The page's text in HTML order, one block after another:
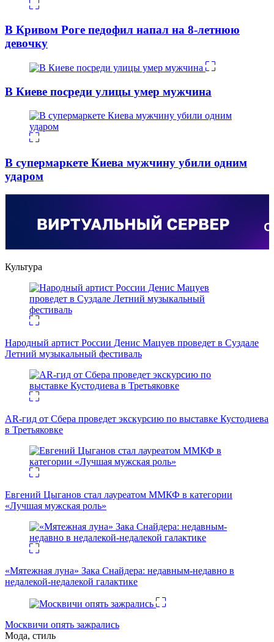
В Кривом Роге педофил напал на 8-летнюю
девочку
В Киеве посреди улицы умер мужчина
В супермаркете Киева мужчину убили одним
ударом
Культура
Народный артист России Денис Мацуев проведет в Суздале
Летний музыкальный фестиваль
AR-гид от Сбера проведет экскурсию по выставке Кустодиева
в Третьяковке
Евгений Цыганов стал лауреатом ММКФ в категории
«Лучшая мужская роль»
«Мятежная луна» Зака Снайдера: недавным-недавно в
недалекой-недалекой галактике
Москвичи опять зажрались
Мода, стиль